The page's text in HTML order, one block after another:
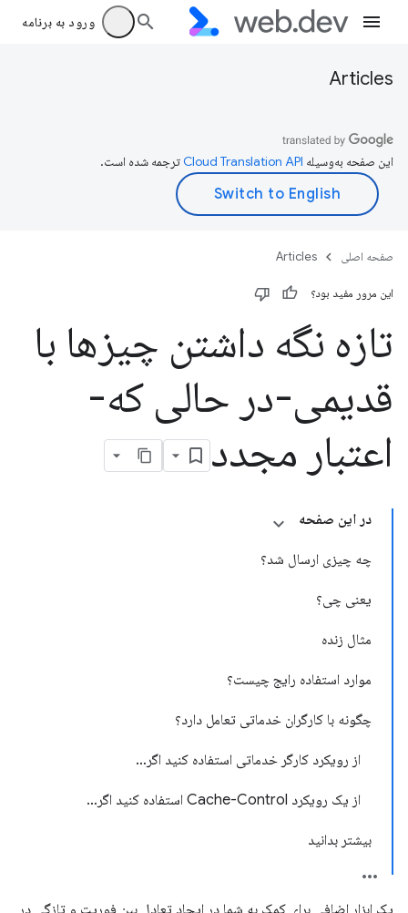
ورود به برنامه
Articles
این صفحه به‌وسیله ترجمه شده است.
صفحه اصلی Articles
این مرور مفید بود؟
تازه نگه داشتن چیزها با
قدیمی-در حالی که-
اعتبار مجدد
در این صفحه
چه چیزی ارسال شد؟
یعنی چی؟
مثال زنده
موارد استفاده رایج چیست؟
چگونه با کارگران خدماتی تعامل دارد؟
از رویکرد کارگر خدماتی استفاده کنید اگر…
از یک رویکرد Cache-Control استفاده کنید اگر…
بیشتر بدانید
یک ابزار اضافی برای کمک به شما در ایجاد تعادل بین فوریت و تازگی در